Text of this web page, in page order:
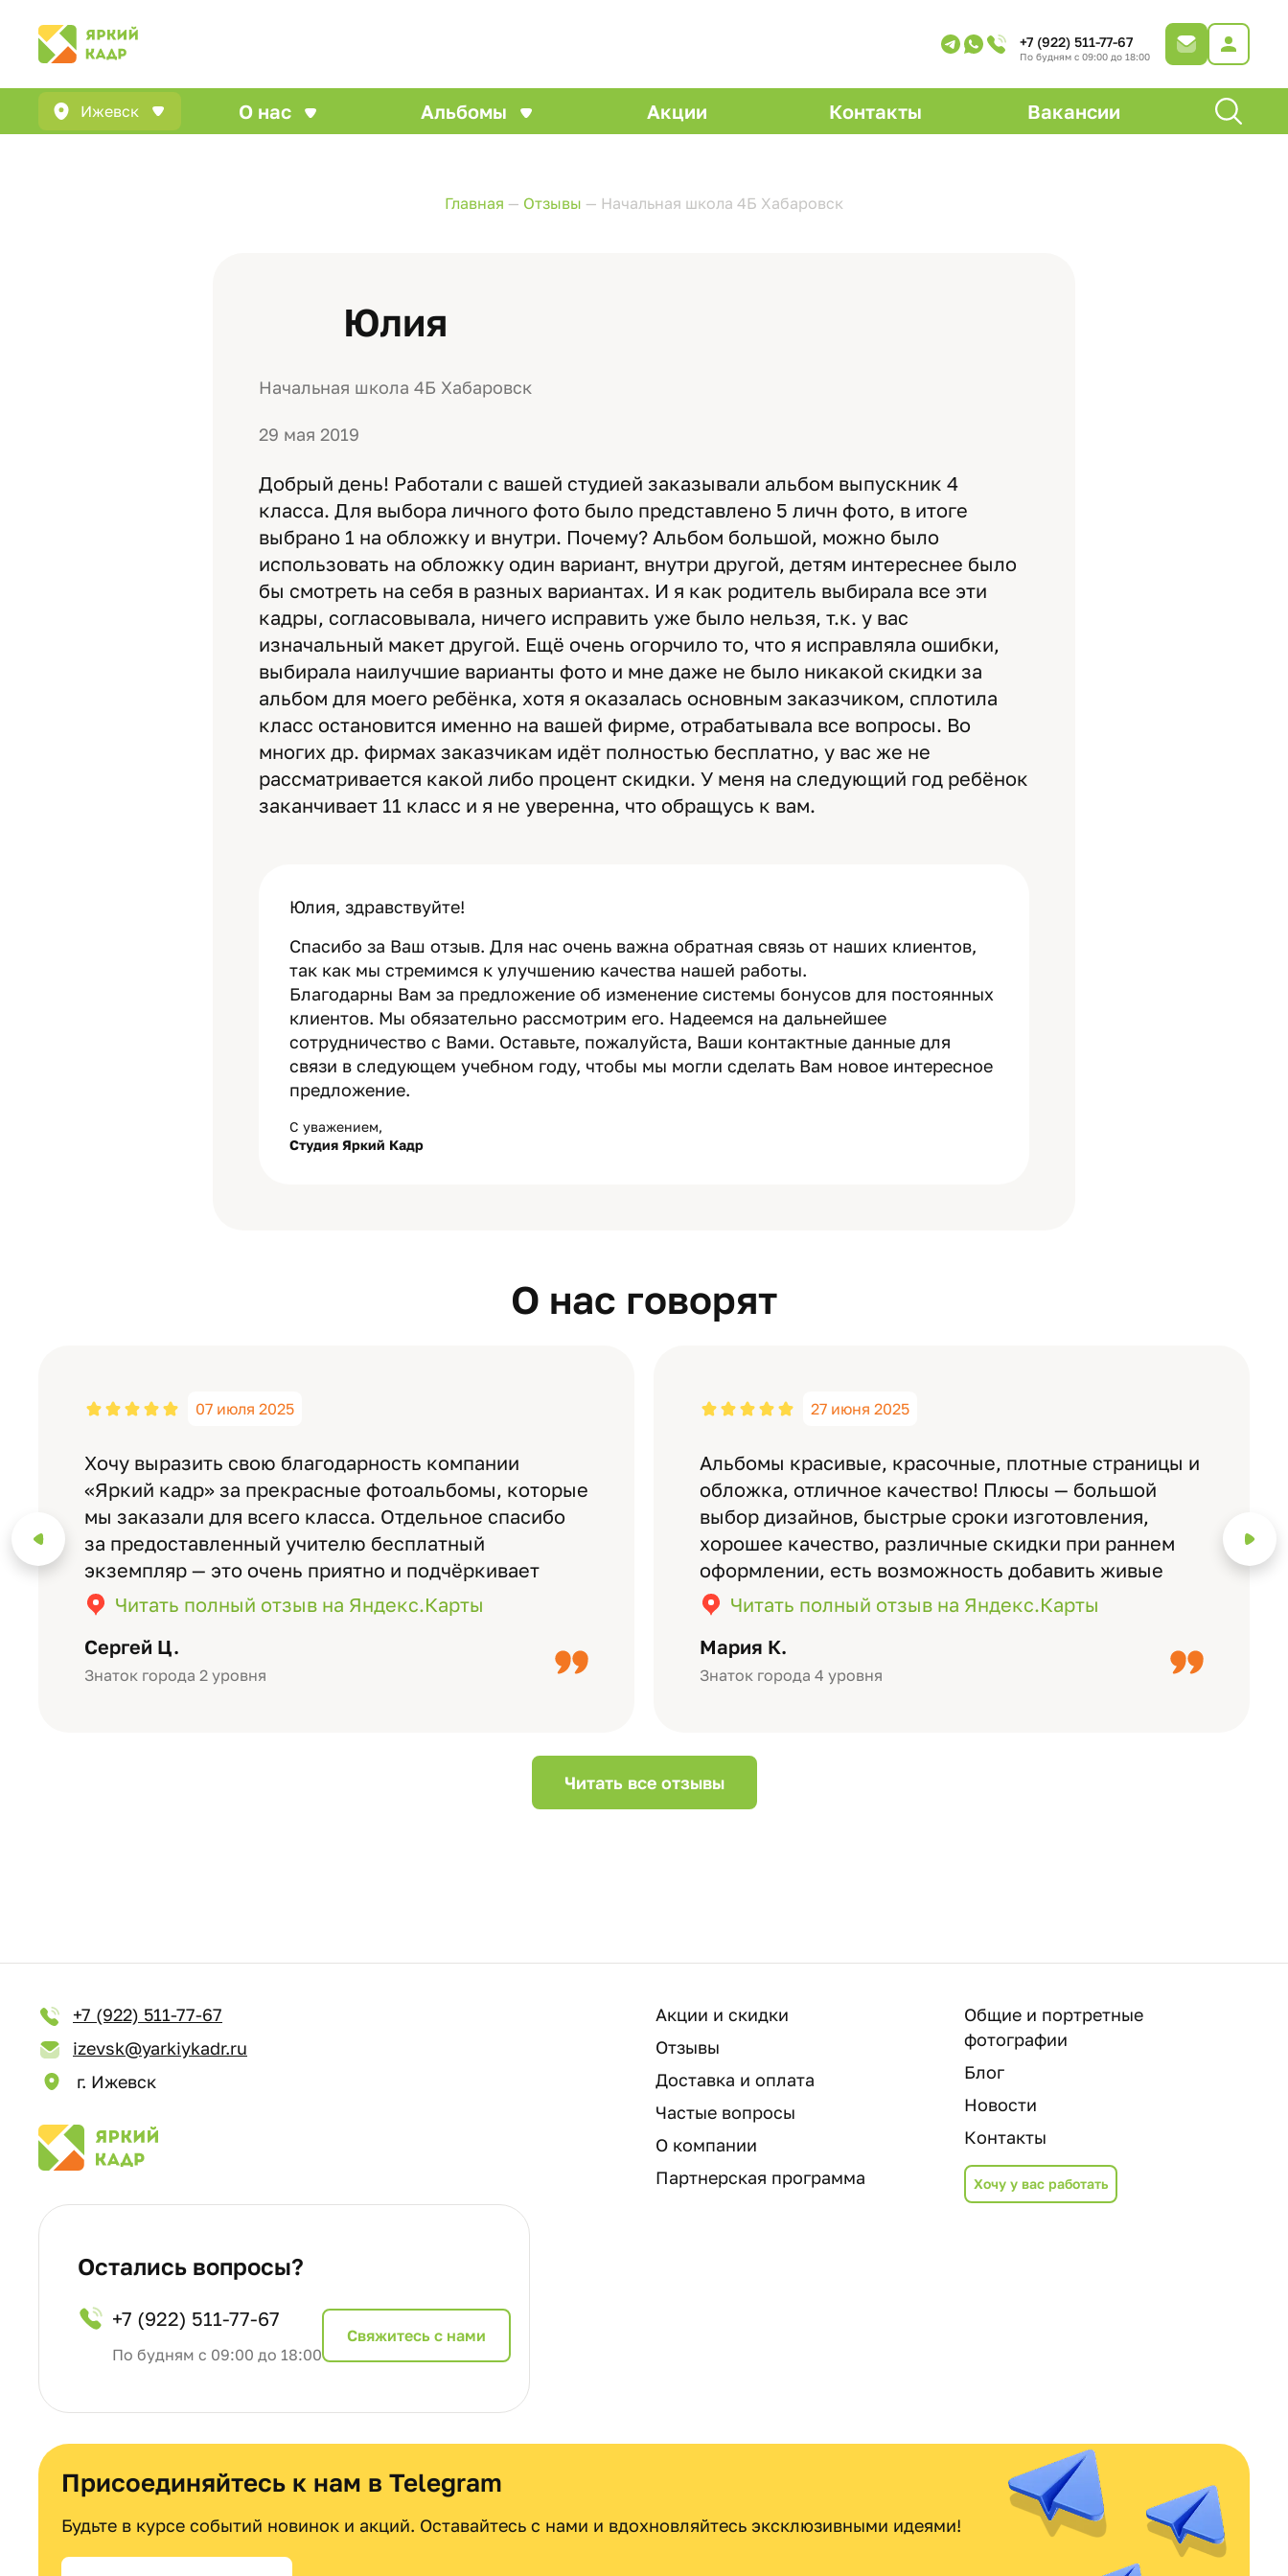
+7 (922) 511-77-67
По будням с 09:00 до 18:00
Ижевск О нас Альбомы Акции Контакты Вакансии
Главная — Отзывы — Начальная школа 4Б Хабаровск
Юлия
Начальная школа 4Б Хабаровск
29 мая 2019
Добрый день! Работали с вашей студией заказывали альбом выпускник 4
класса. Для выбора личного фото было представлено 5 личн фото, в итоге
выбрано 1 на обложку и внутри. Почему? Альбом большой, можно было
использовать на обложку один вариант, внутри другой, детям интереснее было
бы смотреть на себя в разных вариантах. И я как родитель выбирала все эти
кадры, согласовывала, ничего исправить уже было нельзя, т.к. у вас
изначальный макет другой. Ещё очень огорчило то, что я исправляла ошибки,
выбирала наилучшие варианты фото и мне даже не было никакой скидки за
альбом для моего ребёнка, хотя я оказалась основным заказчиком, сплотила
класс остановится именно на вашей фирме, отрабатывала все вопросы. Во
многих др. фирмах заказчикам идёт полностью бесплатно, у вас же не
рассматривается какой либо процент скидки. У меня на следующий год ребёнок
заканчивает 11 класс и я не уверенна, что обращусь к вам.
Юлия, здравствуйте!
Спасибо за Ваш отзыв. Для нас очень важна обратная связь от наших клиентов,
так как мы стремимся к улучшению качества нашей работы.
Благодарны Вам за предложение об изменение системы бонусов для постоянных
клиентов. Мы обязательно рассмотрим его. Надеемся на дальнейшее
сотрудничество с Вами. Оставьте, пожалуйста, Ваши контактные данные для
связи в следующем учебном году, чтобы мы могли сделать Вам новое интересное
предложение.
С уважением,
Студия Яркий Кадр
О нас говорят
Сергей Ц.
Знаток города 2 уровня
07 июля 2025
Хочу выразить свою благодарность компании
«Яркий кадр» за прекрасные фотоальбомы, которые
мы заказали для всего класса. Отдельное спасибо
за предоставленный учителю бесплатный
экземпляр — это очень приятно и подчёркивает
значимость события. Качество альбомов на высшем
уровне: плотная бумага, красивый дизайн….
Читать полный отзыв на Яндекс.Карты
Мария К.
Знаток города 4 уровня
27 июня 2025
Альбомы красивые, красочные, плотные страницы и
обложка, отличное качество! Плюсы — большой
выбор дизайнов, быстрые сроки изготовления,
хорошее качество, различные скидки при раннем
оформлении, есть возможность добавить живые
кадры (потом можно смотреть через телефон
короткое видео с детьми, воспитателями).
Небольшой…
Читать полный отзыв на Яндекс.Карты
Читать все отзывы
+7 (922) 511-77-67
izevsk@yarkiykadr.ru
г. Ижевск
Акции и скидки
Отзывы
Доставка и оплата
Частые вопросы
О компании
Партнерская программа
Общие и портретные
фотографии
Блог
Новости
Контакты
Хочу у вас работать
Остались вопросы?
+7 (922) 511-77-67
По будням с 09:00 до 18:00
Cвяжитесь с нами
Присоединяйтесь к нам в Telegram
Будьте в курсе событий новинок и акций. Оставайтесь с нами и вдохновляйтесь эксклюзивными идеями!